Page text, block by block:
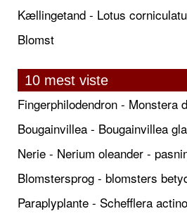
Kællingetand - Lotus
Blomst
10 mest viste
Fingerphilodendron - Monstera
Bougainvillea - Bougainvillea
Nerie - Nerium oleander -
Blomstersprog - blomsters
Paraplyplante - Schefflera